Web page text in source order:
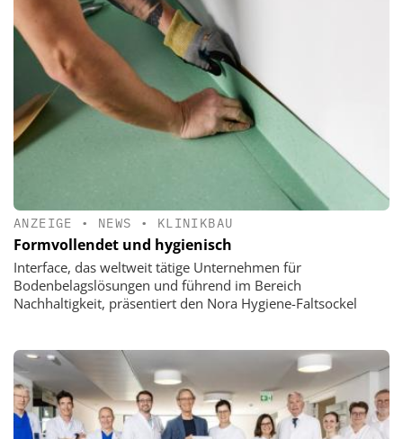
ANZEIGE • NEWS • KLINIKBAU
Formvollendet und hygienisch
Interface, das weltweit tätige Unternehmen für
Bodenbelagslösungen und führend im Bereich
Nachhaltigkeit, präsentiert den Nora Hygiene-Faltsockel